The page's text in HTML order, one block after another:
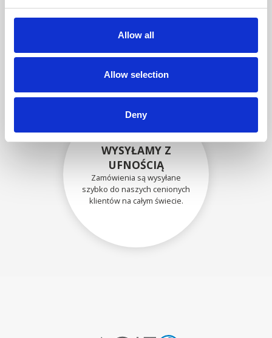
Allow all
Allow selection
Deny
BEZPIECZNIE
ZAPAKOWANE
Każda pojedyncza część jest
użyciu odpowiednich
materiałów.
WYSYŁAMY Z
UFNOŚCIĄ
Zamówienia są wysyłane
szybko do naszych cenionych
klientów na całym świecie.